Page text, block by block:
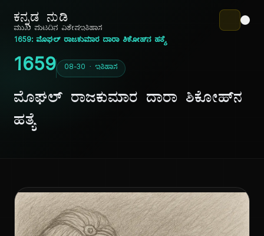
ಕನ್ನಡ ನುಡಿ
ಮುಖ ಪುಟದಿನ ವಿಶೇಷಇತಿಹಾಸ
1659: ಮೊಘಲ್ ರಾಜಕುಮಾರ ದಾರಾ ಶಿಕೋಹ್‌ನ ಹತ್ಯೆ
1659 08-30 · ಇತಿಹಾಸ
ಮೊಘಲ್ ರಾಜಕುಮಾರ ದಾರಾ ಶಿಕೋಹ್‌ನ
ಹತ್ಯೆ